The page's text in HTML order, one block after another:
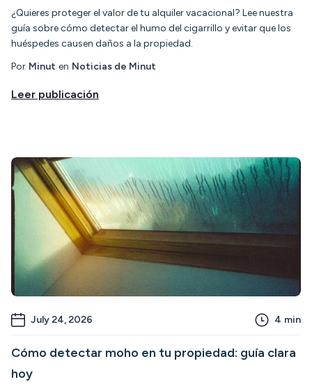
¿Quieres proteger el valor de tu alquiler vacacional? Lee nuestra
guía sobre cómo detectar el humo del cigarrillo y evitar que los
huéspedes causen daños a la propiedad.
Por Minut en Noticias de Minut
Leer publicación
July 24, 2026 4 min
Cómo detectar moho en tu propiedad: guía clara
hoy